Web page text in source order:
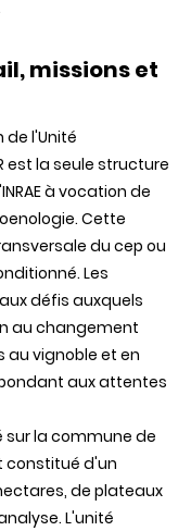
missions et
de l'Unité
est la seule structure
à vocation de
Cette
du cep ou
Les
défis auxquels
au changement
vignoble et en
aux attentes
sur la commune de
constitué d'un
de plateaux
L'unité